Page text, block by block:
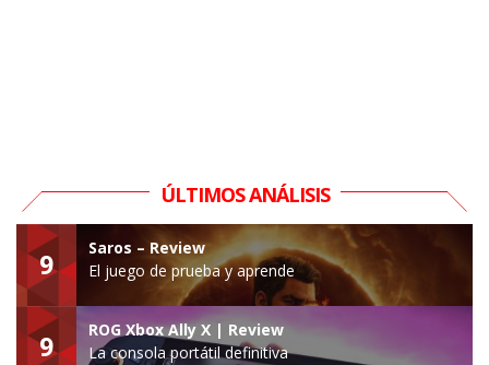
ÚLTIMOS ANÁLISIS
9
Saros – Review
El juego de prueba y aprende
9
ROG Xbox Ally X | Review
La consola portátil definitiva